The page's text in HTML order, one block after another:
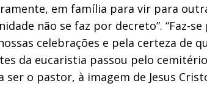
em família para vir para
não se faz por decreto”. “Faz-
celebrações e pela certeza de
da eucaristia passou pelo
o pastor, à imagem de Jesus